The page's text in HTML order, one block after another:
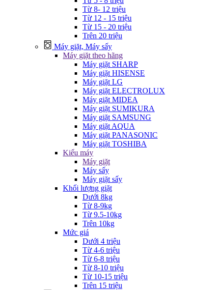
Từ 8- 12 triệu
Từ 12 - 15 triệu
Từ 15 - 20 triệu
Trên 20 triệu
Máy giặt, Máy sấy
Máy giặt theo hãng
Máy giặt SHARP
Máy giặt HISENSE
Máy giặt LG
Máy giặt ELECTROLUX
Máy giặt MIDEA
Máy giặt SUMIKURA
Máy giặt SAMSUNG
Máy giặt AQUA
Máy giặt PANASONIC
Máy giặt TOSHIBA
Kiểu máy
Máy giặt
Máy sấy
Máy giặt sấy
Khối lượng giặt
Dưới 8kg
Từ 8-9kg
Từ 9.5-10kg
Trên 10kg
Mức giá
Dưới 4 triệu
Từ 4-6 triệu
Từ 6-8 triệu
Từ 8-10 triệu
Từ 10-15 triệu
Trên 15 triệu